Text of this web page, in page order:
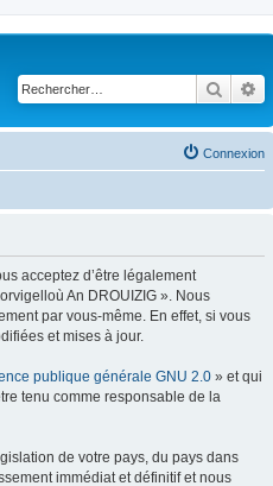
Connexion
acceptez d’être légalement
An DROUIZIG ». Nous
par vous-même. En effet, si vous
et mises à jour.
publique générale GNU 2.0 » et qui
tenu comme responsable de la
de votre pays, du pays dans
immédiat et définitif et nous